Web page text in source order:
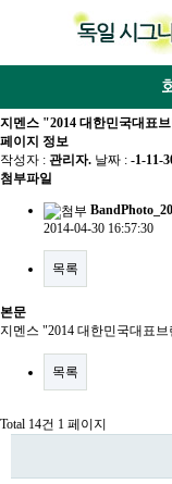
지멘스 "2014 대한민국대표
페이지 정보
작성자 : 관리자. 날짜 : -1-11-
첨부파일
2014-04-30 16:57:30
목록
본문
지멘스 "2014 대한민국대표
목록
Total 14건 1 페이지